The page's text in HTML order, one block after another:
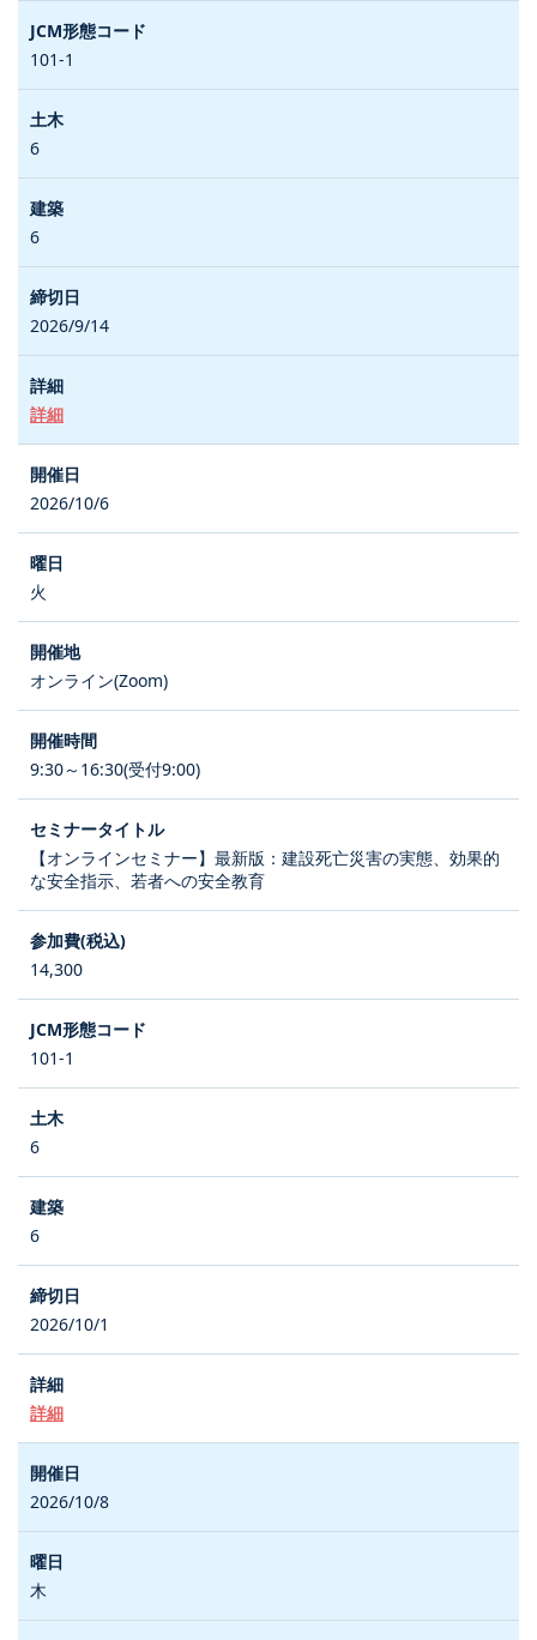
101-1
6
6
2026/9/14
詳細
2026/10/6
火
オンライン(Zoom)
9:30～16:30(受付9:00)
【オンラインセミナー】最新版：建設死亡災害の実態、効果的
な安全指示、若者への安全教育
14,300
101-1
6
6
2026/10/1
詳細
2026/10/8
木